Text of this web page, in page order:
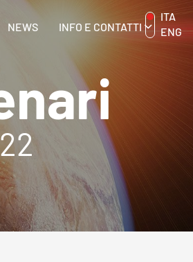
NEWS INFO E CONTATTI
ITA
ENG